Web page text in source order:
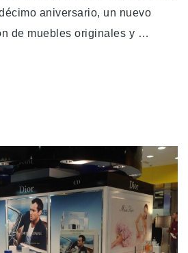
aniversario, un nuevo
de muebles originales y …